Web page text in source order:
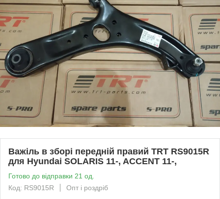
Важіль в зборі передній правий TRT RS9015R
для Hyundai SOLARIS 11-, ACCENT 11-,
Готово до відправки 21 од.
Код: RS9015R
Опт і роздріб